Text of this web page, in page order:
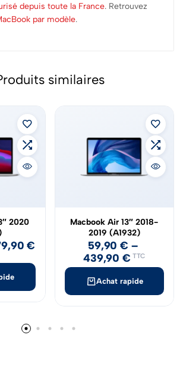
depuis toute la France. Retrouvez
par modèle.
similaires
2020
€
Achat rapide
Macbook Air 13″ 2018-
2019 (A1932)
59,90€ –
439,90 € TTC